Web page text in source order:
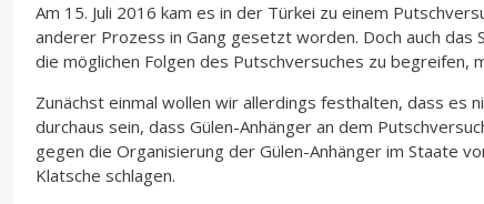
Am 15. Juli 2016 kam es in der Türkei zu einem
anderer Prozess in Gang gesetzt worden. Doch auch das
die möglichen Folgen des Putschversuches zu begreifen,
Zunächst einmal wollen wir allerdings festhalten, dass
durchaus sein, dass Gülen-Anhänger an dem
gegen die Organisierung der Gülen-Anhänger im Staate
Klatsche schlagen.